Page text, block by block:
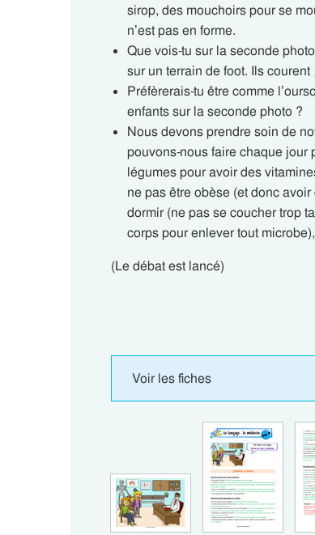
sirop, des mouchoirs pour se
n’est pas en forme.
Que vois-tu sur la seconde
sur un terrain de foot. Ils
Préfèrerais-tu être comme
enfants sur la seconde photo ?
Nous devons prendre soin de
pouvons-nous faire chaque jour
légumes pour avoir des
ne pas être obèse (et donc
dormir (ne pas se coucher trop
corps pour enlever tout
(Le débat est lancé)
Voir les fiches